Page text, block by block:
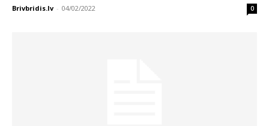
Brivbridis.lv - 04/02/2022 0